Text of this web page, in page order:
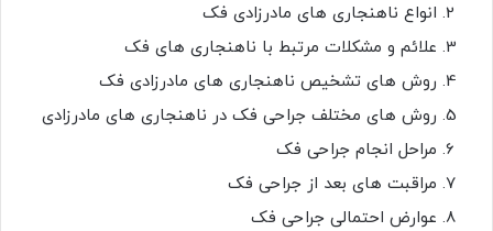
انواع ناهنجاری های مادرزادی فک
علائم و مشکلات مرتبط با ناهنجاری های فک
روش های تشخیص ناهنجاری های مادرزادی فک
روش های مختلف جراحی فک در ناهنجاری های مادرزادی
مراحل انجام جراحی فک
مراقبت های بعد از جراحی فک
عوارض احتمالی جراحی فک